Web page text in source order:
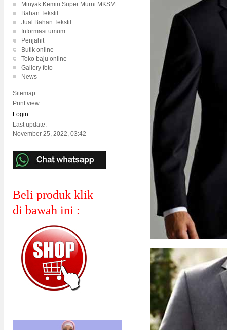
Minyak Kemiri Super Murni MKSM
Bahan Tekstil
Jual Bahan Tekstil
Informasi umum
Penjahit
Butik online
Toko baju online
Gallery foto
News
Sitemap
Print view
Login
Last update:
November 25, 2022, 03:42
Beli produk klik
di bawah ini :